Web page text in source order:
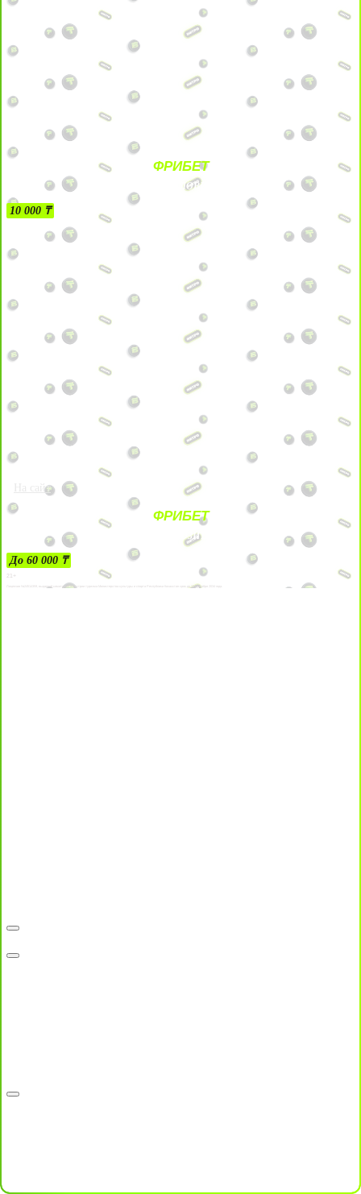
ФРИБЕТ
БЕЗ УСЛОВИЙ
10 000 ₸
На сайт
ФРИБЕТ
ЗА ДЕПОЗИТЫ
До 60 000 ₸
21+
Лицензии №24514359, выданной комитетом индустрии туризма Министерства культуры и спорта Республики Казахстан срок до 27 сентября 2034 года.